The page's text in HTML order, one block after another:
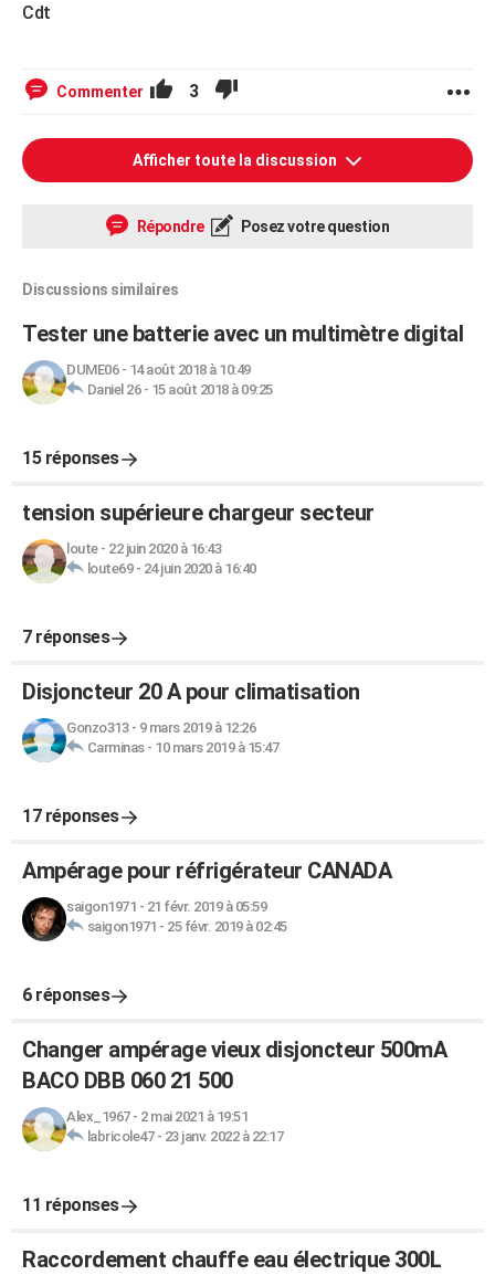
Cdt
Commenter 3
Afficher toute la discussion
Répondre Posez votre question
Discussions similaires
Tester une batterie avec un multimètre digital
DUME06- 14 août 2018 à 10:49
Daniel 26- 15 août 2018 à 09:25
15 réponses
tension supérieure chargeur secteur
loute- 22 juin 2020 à 16:43
loute69- 24 juin 2020 à 16:40
7 réponses
Disjoncteur 20 A pour climatisation
Gonzo313- 9 mars 2019 à 12:26
Carminas- 10 mars 2019 à 15:47
17 réponses
Ampérage pour réfrigérateur CANADA
saigon1971 - 21 févr. 2019 à 05:59
saigon1971 - 25 févr. 2019 à 02:45
6 réponses
Changer ampérage vieux disjoncteur 500mA
BACO DBB 060 21 500
Alex_1967- 2 mai 2021 à 19:51
labricole47- 23 janv. 2022 à 22:17
11 réponses
Raccordement chauffe eau électrique 300L